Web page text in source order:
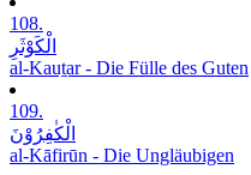
108.
الْکَوْثَرِ
al-Kauṯar - Die Fülle des Guten
109.
الْکٰفِرُوْنَ
al-Kāfirūn - Die Ungläubigen